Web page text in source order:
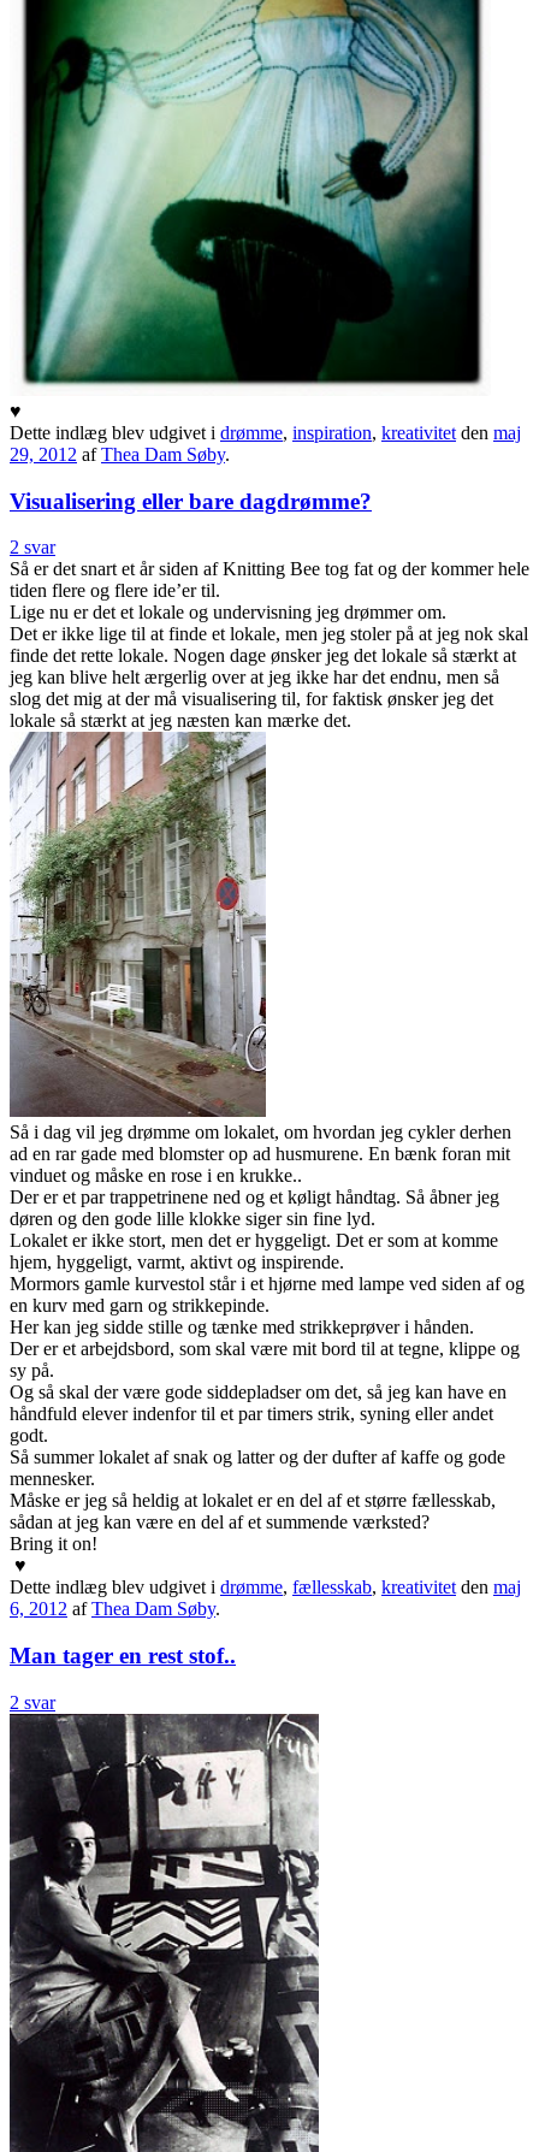
♥
Dette indlæg blev udgivet i drømme, inspiration, kreativitet den maj
29, 2012 afThea Dam Søby.
Visualisering eller bare dagdrømme?
2 svar
Så er det snart et år siden af Knitting Bee tog fat og der kommer hele
tiden flere og flere ide’er til.
Lige nu er det et lokale og undervisning jeg drømmer om.
Det er ikke lige til at finde et lokale, men jeg stoler på at jeg nok skal
finde det rette lokale. Nogen dage ønsker jeg det lokale så stærkt at
jeg kan blive helt ærgerlig over at jeg ikke har det endnu, men så
slog det mig at der må visualisering til, for faktisk ønsker jeg det
lokale så stærkt at jeg næsten kan mærke det.
Så i dag vil jeg drømme om lokalet, om hvordan jeg cykler derhen
ad en rar gade med blomster op ad husmurene. En bænk foran mit
vinduet og måske en rose i en krukke..
Der er et par trappetrinene ned og et køligt håndtag. Så åbner jeg
døren og den gode lille klokke siger sin fine lyd.
Lokalet er ikke stort, men det er hyggeligt. Det er som at komme
hjem, hyggeligt, varmt, aktivt og inspirende.
Mormors gamle kurvestol står i et hjørne med lampe ved siden af og
en kurv med garn og strikkepinde.
Her kan jeg sidde stille og tænke med strikkeprøver i hånden.
Der er et arbejdsbord, som skal være mit bord til at tegne, klippe og
sy på.
Og så skal der være gode siddepladser om det, så jeg kan have en
håndfuld elever indenfor til et par timers strik, syning eller andet
godt.
Så summer lokalet af snak og latter og der dufter af kaffe og gode
mennesker.
Måske er jeg så heldig at lokalet er en del af et større fællesskab,
sådan at jeg kan være en del af et summende værksted?
Bring it on!
♥
Dette indlæg blev udgivet i drømme, fællesskab, kreativitet den maj
6, 2012 afThea Dam Søby.
Man tager en rest stof..
2 svar